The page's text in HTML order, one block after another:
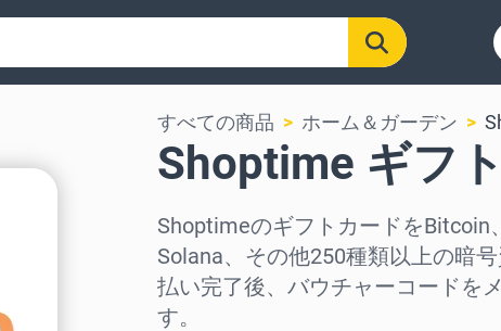
すべての商品 ホーム＆ガーデン
Shoptime ギフ
ShoptimeのギフトカードをBitcoin
Solana、その他250種類以上の暗
払い完了後、バウチャーコードを
す。